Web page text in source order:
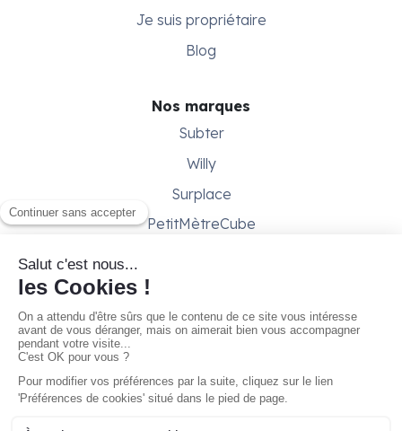
Je suis propriétaire
Blog
Nos marques
Subter
Willy
Surplace
PetitMètreCube
Besoin d'aide ?
Conditions générales
Gestion des cookies